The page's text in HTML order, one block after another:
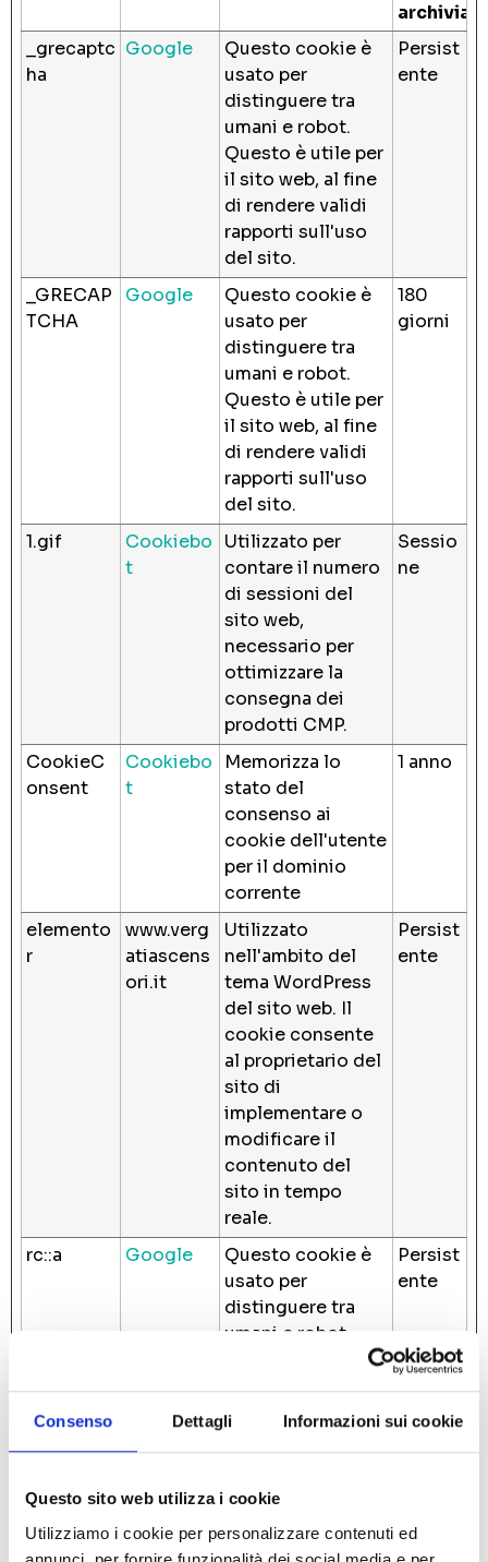
Consenso Dettagli Informazioni sui cookie
Questo sito web utilizza i cookie
Utilizziamo i cookie per personalizzare contenuti ed
_grecaptc
ha
Google
Questo cookie è
usato per
distinguere tra
umani e robot.
Questo è utile per
il sito web, al fine
di rendere validi
rapporti sull'uso
del sito.
Persist
ente
_GRECAP
TCHA
Google
Questo cookie è
usato per
distinguere tra
umani e robot.
Questo è utile per
il sito web, al fine
di rendere validi
rapporti sull'uso
del sito.
180
giorni
1.gif
Cookiebo
t
Utilizzato per
contare il numero
di sessioni del
sito web,
necessario per
ottimizzare la
consegna dei
prodotti CMP.
Sessio
ne
CookieC
onsent
Cookiebo
t
Memorizza lo
stato del
consenso ai
cookie dell'utente
per il dominio
corrente
1 anno
elemento
r
www.verg
atiascens
ori.it
Utilizzato
nell'ambito del
tema WordPress
del sito web. Il
cookie consente
al proprietario del
sito di
implementare o
modificare il
contenuto del
sito in tempo
reale.
Persist
ente
rc::a Google
Questo cookie è
usato per
distinguere tra
umani e robot.
Questo è utile per
il sito web, al fine
di rendere validi
Persist
ente
rc::b Google
Questo cookie è
usato per
distinguere tra
ne